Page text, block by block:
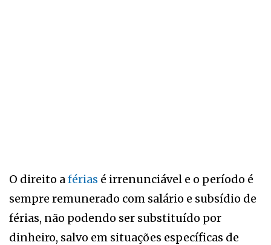
O direito aférias é irrenunciável e o período é
sempre remunerado com salário e subsídio de
férias, não podendo ser substituído por
dinheiro, salvo em situações específicas de